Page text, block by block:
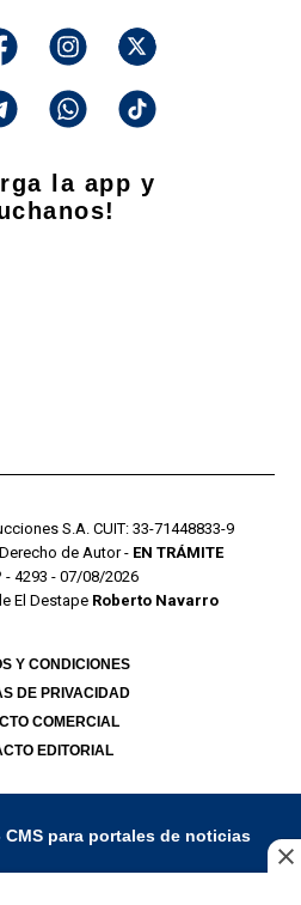
la app y
S.A. CUIT: 33-71448833-9
de Autor - EN TRÁMITE
- 4293 - 07/08/2026
El Destape Roberto Navarro
Y CONDICIONES
DE PRIVACIDAD
COMERCIAL
EDITORIAL
CMS para portales de noticias